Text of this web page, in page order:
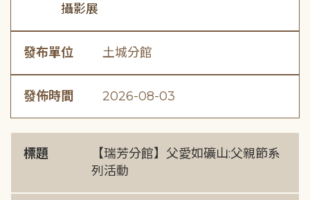
攝影展
發布單位 土城分館
發佈時間 2026-08-03
標題
【瑞芳分館】父愛如礦山:父親節系
列活動